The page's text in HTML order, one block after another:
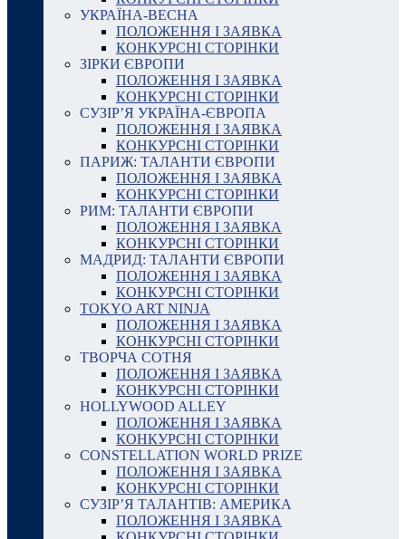
УКРАЇНА-ВЕСНА
ПОЛОЖЕННЯ І ЗАЯВКА
КОНКУРСНІ СТОРІНКИ
ЗІРКИ ЄВРОПИ
ПОЛОЖЕННЯ І ЗАЯВКА
КОНКУРСНІ СТОРІНКИ
СУЗІР’Я УКРАЇНА-ЄВРОПА
ПОЛОЖЕННЯ І ЗАЯВКА
КОНКУРСНІ СТОРІНКИ
ПАРИЖ: ТАЛАНТИ ЄВРОПИ
ПОЛОЖЕННЯ І ЗАЯВКА
КОНКУРСНІ СТОРІНКИ
РИМ: ТАЛАНТИ ЄВРОПИ
ПОЛОЖЕННЯ І ЗАЯВКА
КОНКУРСНІ СТОРІНКИ
МАДРИД: ТАЛАНТИ ЄВРОПИ
ПОЛОЖЕННЯ І ЗАЯВКА
КОНКУРСНІ СТОРІНКИ
TOKYO ART NINJA
ПОЛОЖЕННЯ І ЗАЯВКА
КОНКУРСНІ СТОРІНКИ
ТВОРЧА СОТНЯ
ПОЛОЖЕННЯ І ЗАЯВКА
КОНКУРСНІ СТОРІНКИ
HOLLYWOOD ALLEY
ПОЛОЖЕННЯ І ЗАЯВКА
КОНКУРСНІ СТОРІНКИ
CONSTELLATION WORLD PRIZE
ПОЛОЖЕННЯ І ЗАЯВКА
КОНКУРСНІ СТОРІНКИ
СУЗІР’Я ТАЛАНТІВ: АМЕРИКА
ПОЛОЖЕННЯ І ЗАЯВКА